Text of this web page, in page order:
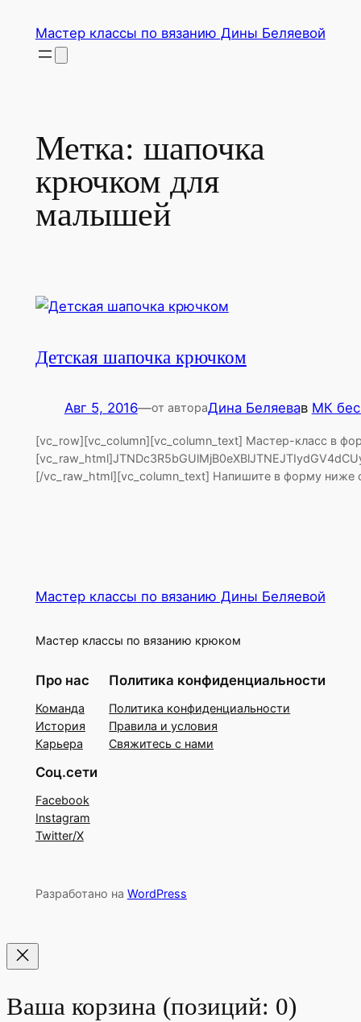
содержимому
Мастер классы по вязанию Дины Беляевой
Метка: шапочка
крючком для
малышей
Детская шапочка крючком
Авг 5, 2016—от автораДина Беляевав МК
[vc_row][vc_column][vc_column_text] Мастер-класс в формате PDF Шапочка для малышей крючком. 5 вариантов воплощения. [/vc_column_text][/vc_column][/vc_row][vc_row][vc_column][vc_single_image image=»1396″ img_size=»650х650″ alignment=»center»][/vc_column][/
Мастер классы по вязанию Дины Беляевой
Мастер классы по вязанию крюком
Про нас
Команда
История
Карьера
Политика конфиденциальности
Политика конфиденциальности
Правила и условия
Свяжитесь с нами
Соц.сети
Facebook
Instagram
Twitter/X
Разработано на WordPress
Ваша корзина (позиций: 0)